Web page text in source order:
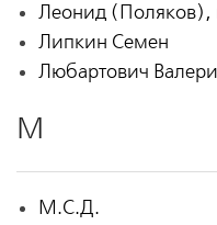
Леонид (Поляков),
Липкин Семен
Любартович
М
М.С.Д.